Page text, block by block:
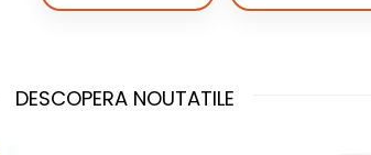
DESCOPERA NOUTATILE